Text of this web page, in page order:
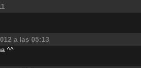
a las 05:13
^^